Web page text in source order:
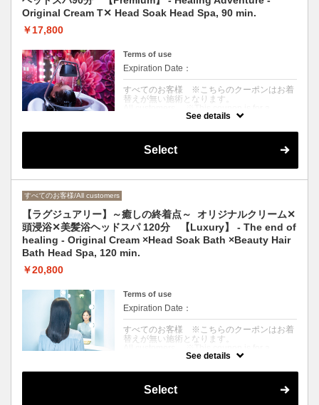
Original Cream T✕ Head Soak Head Spa, 90 min.
￥17,800
Terms of use
Expiration Date：
すべてのお客様 ※こちらのクーポンはお着
替えが無い施術となります。
treatment without a change of clothes.
〈超絶リラックスしたい方〉温冷浴とアロマ
首・肩・デコルテを指圧でしっかりマッサー
ジ。ドライ&ブローまでお仕上げ付
Heat and cold bath and aroma-scented
cream are used to slowly massage the scalp,
and the neck, shoulders, and décolleté are
massaged firmly with shiatsu. Includes
finishing touches such as drying and blow-
drying.
See details
Select
すべてのお客様/All customers
【ラグジュアリー】～癒しの終着点～ オリジナルクリーム✕
頭浸浴✕美髪浴ヘッドスパ 120分 【Luxury】 - The end of
healing - Original Cream ×Head Soak Bath ×Beauty Hair
Bath Head Spa, 120 min.
￥20,800
Terms of use
Expiration Date：
すべてのお客様 ※こちらのクーポンはお着
替えが無い施術となります。
treatment without a change of clothes.
〈全身リセットしたい方〉温冷浴とクリーム
See details
Select